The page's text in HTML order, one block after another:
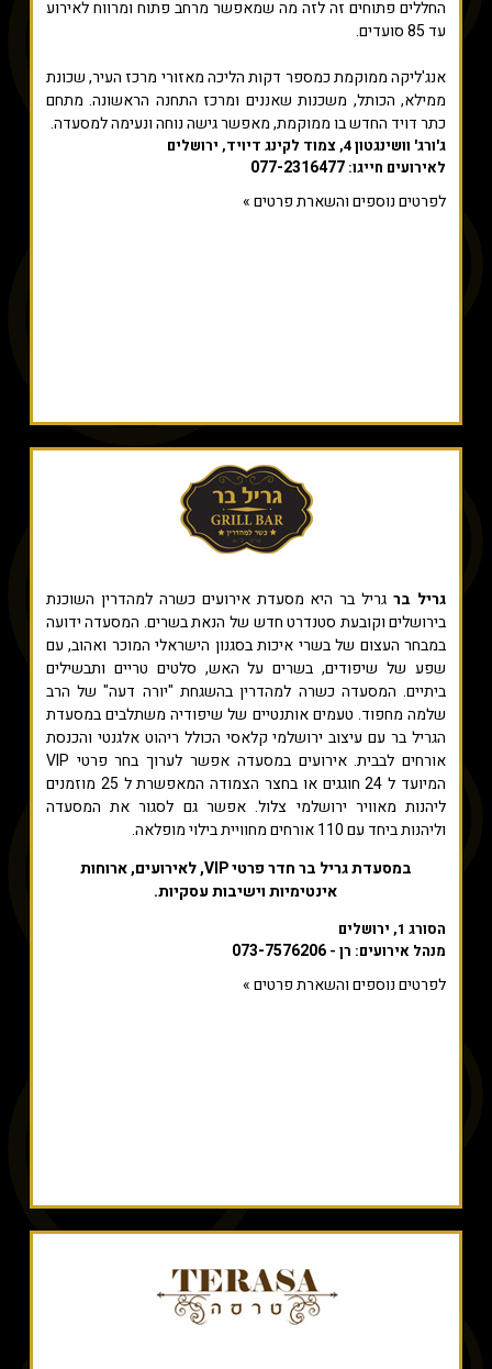
החללים פתוחים זה לזה מה שמאפשר מרחב פתוח ומרווח לאירוע
עד 85 סועדים.
אנג'ליקה ממוקמת כמספר דקות הליכה מאזורי מרכז העיר, שכונת
ממילא, הכותל, משכנות שאננים ומרכז התחנה הראשונה. מתחם
כתר דויד החדש בו ממוקמת, מאפשר גישה נוחה ונעימה למסעדה.
ג'ורג' וושינגטון 4, צמוד לקינג דיויד, ירושלים
לאירועים חייגו: 077-2316477
לפרטים נוספים והשארת פרטים »
גריל ברגריל בר היא מסעדת אירועים כשרה למהדרין השוכנת
בירושלים וקובעת סטנדרט חדש של הנאת בשרים. המסעדה ידועה
במבחר העצום של בשרי איכות בסגנון הישראלי המוכר ואהוב, עם
שפע של שיפודים, בשרים על האש, סלטים טריים ותבשילים
ביתיים. המסעדה כשרה למהדרין בהשגחת "יורה דעה" של הרב
שלמה מחפוד. טעמים אותנטיים של שיפודיה משתלבים במסעדת
הגריל בר עם עיצוב ירושלמי קלאסי הכולל ריהוט אלגנטי והכנסת
אורחים לבבית. אירועים במסעדה אפשר לערוך בחר פרטי VIP
המיועד ל 24 חוגגים או בחצר הצמודה המאפשרת ל 25 מוזמנים
ליהנות מאוויר ירושלמי צלול. אפשר גם לסגור את המסעדה
וליהנות ביחד עם 110 אורחים מחוויית בילוי מופלאה.
במסעדת גריל בר חדר פרטי VIP, לאירועים, ארוחות
אינטימיות וישיבות עסקיות.
הסורג 1, ירושלים
מנהל אירועים: רן - 073-7576206
לפרטים נוספים והשארת פרטים »